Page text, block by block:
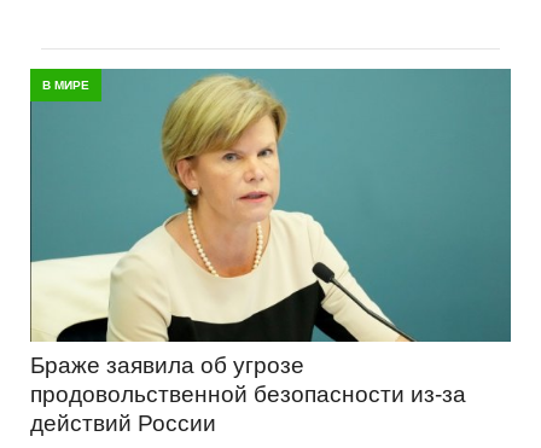
В МИРЕ
Браже заявила об угрозе
продовольственной безопасности из-за
действий России